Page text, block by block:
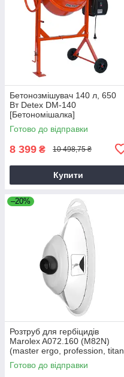
Бетонозмішувач 140 л, 650
Вт Detex DM-140
[Бетономішалка]
Готово до відправки
8 399 ₴ 10 498,75 ₴
Купити
–20%
Розтруб для гербіцидів
Marolex A072.160 (M82N)
(master ergo, profession, titan,
x-line)
Готово до відправки